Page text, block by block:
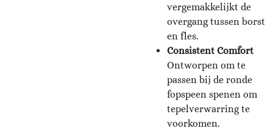
vergemakkelijkt de
overgang tussen borst
en fles.
Consistent Comfort
Ontworpen om te
passen bij de ronde
fopspeen spenen om
tepelverwarring te
voorkomen.